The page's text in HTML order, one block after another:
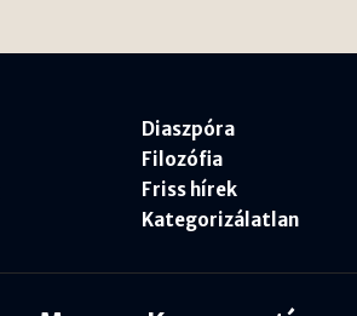
Diaszpóra
Filozófia
Friss hírek
Kategorizálatlan